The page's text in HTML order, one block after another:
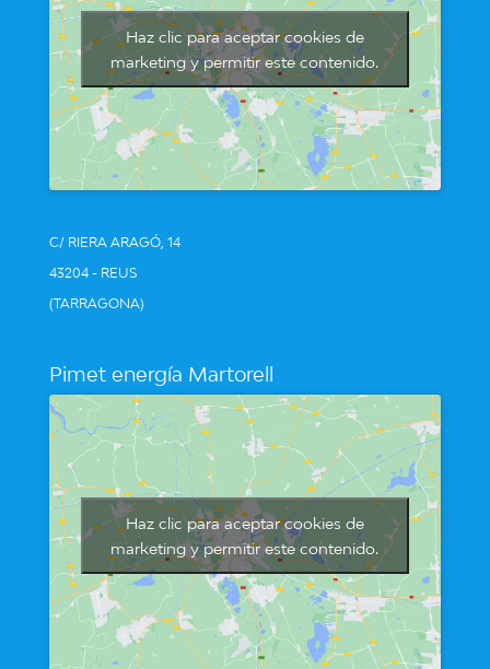
Haz clic para aceptar cookies de
marketing y permitir este contenido.
C/ RIERA ARAGÓ, 14
43204 - REUS
(TARRAGONA)
Pimet energía Martorell
Haz clic para aceptar cookies de
marketing y permitir este contenido.